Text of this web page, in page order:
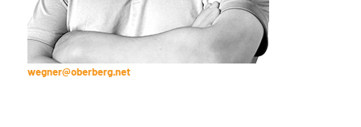
wegner@oberberg.net